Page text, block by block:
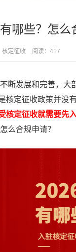
哪些？怎么
核定征收 阅读：417
断发展和完善，
核定征收政策并没
核定征收就需要先
么合规申请？